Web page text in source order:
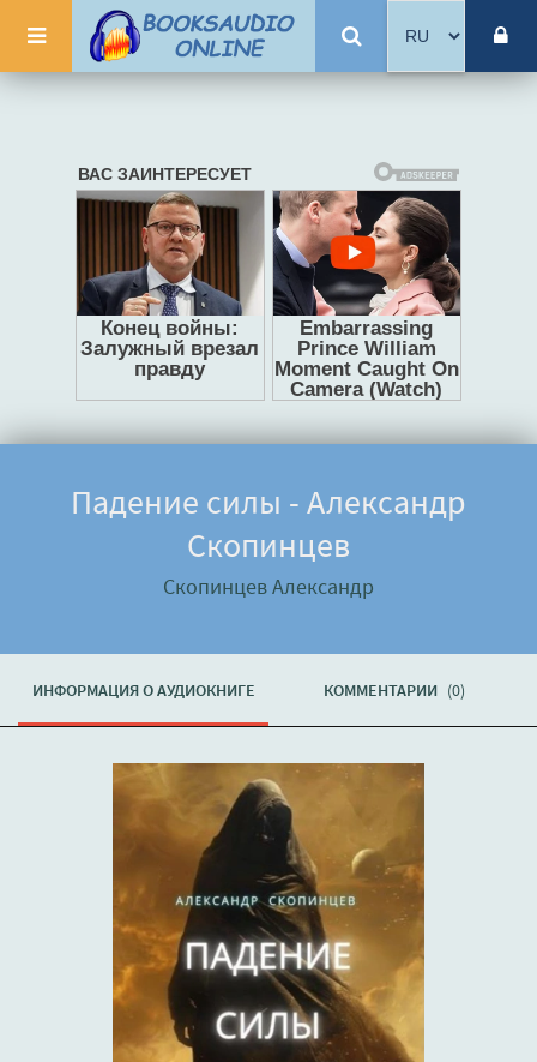
Падение силы - Александр
Скопинцев
Скопинцев Александр
ИНФОРМАЦИЯ О АУДИОКНИГЕ КОММЕНТАРИИ (0)